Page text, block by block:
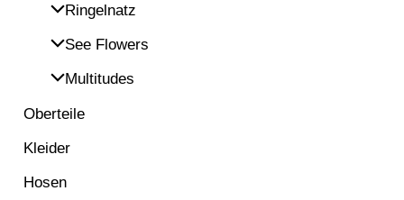
Ringelnatz
See Flowers
Multitudes
Oberteile
Kleider
Hosen